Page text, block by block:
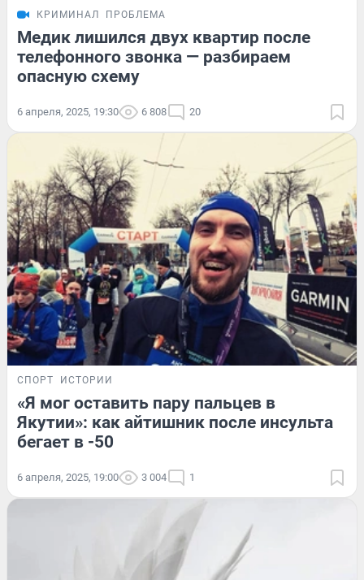
КРИМИНАЛ ПРОБЛЕМА
Медик лишился двух квартир после
телефонного звонка — разбираем
опасную схему
6 апреля, 2025, 19:30 6 808 20
СПОРТ ИСТОРИИ
«Я мог оставить пару пальцев в
Якутии»: как айтишник после инсульта
бегает в -50
6 апреля, 2025, 19:00 3 004 1